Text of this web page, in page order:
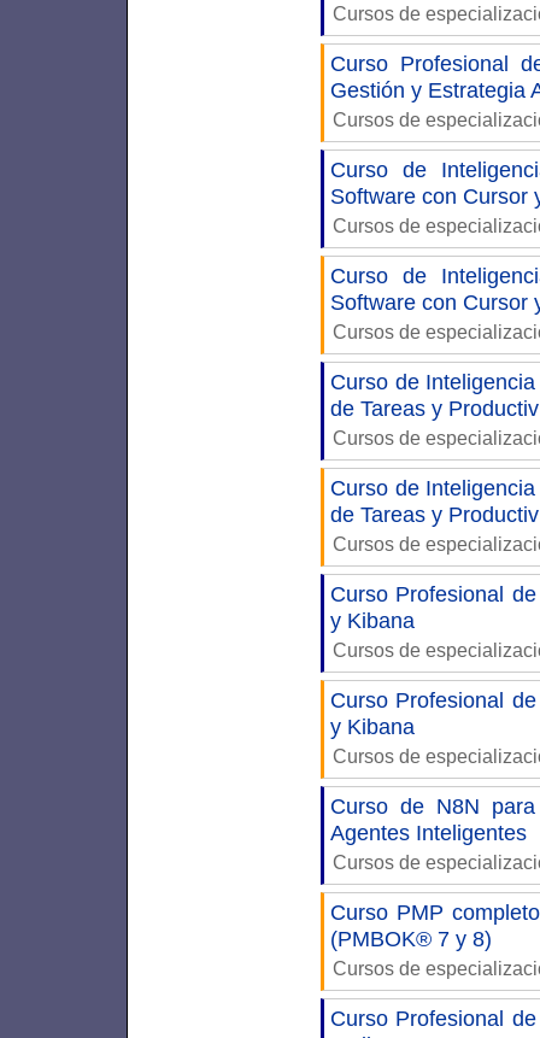
Cursos de
Curso Profesional
Gestión y Estrategia
Cursos de
Curso de
Software con Cursor
Cursos de
Curso de
Software con Cursor
Cursos de
Curso de
de Tareas y
Cursos de
Curso de
de Tareas y
Cursos de
Curso Profesional
y Kibana
Cursos de
Curso Profesional
y Kibana
Cursos de
Curso de N8N
Agentes Inteligentes
Cursos de
Curso PMP
(PMBOK® 7 y 8)
Cursos de
Curso Profesional